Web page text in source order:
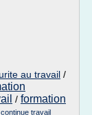
au travail /
/ formation
travail